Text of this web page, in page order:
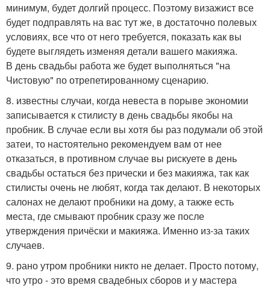
минимум, будет долгий процесс. Поэтому визажист все
будет подправлять на вас тут же, в достаточно полевых
условиях, все что от него требуется, показать как вы
будете выглядеть изменяя детали вашего макияжа.
В день свадьбы работа же будет выполняться "на
Чистовую" по отрепетированному сценарию.
8. известны случаи, когда невеста в порыве экономии
записывается к стилисту в день свадьбы якобы на
пробник. В случае если вы хотя бы раз подумали об этой
затеи, то настоятельно рекомендуем вам от нее
отказаться, в противном случае вы рискуете в день
свадьбы остаться без прически и без макияжа, так как
стилисты очень не любят, когда так делают. В некоторых
салонах не делают пробники на дому, а также есть
места, где смывают пробник сразу же после
утверждения причёски и макияжа. Именно из-за таких
случаев.
9. рано утром пробники никто не делает. Просто потому,
что утро - это время свадебных сборов и у мастера